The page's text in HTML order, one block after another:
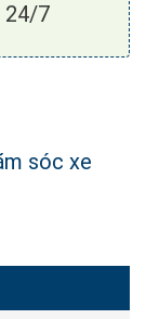
24/7
sóc xe